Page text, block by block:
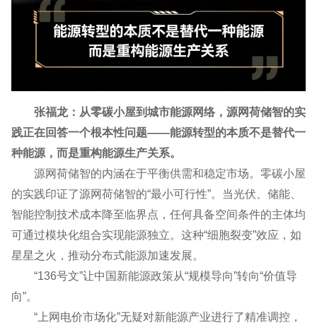
张福龙：从零碳小屋到城市能源网络，源网荷储智的实
践正在回答一个根本性问题——能源转型的本质不是替代一
种能源，而是重构能源生产关系。
源网荷储智的内涵在于平衡供需和稳定市场。零碳小屋
的实践印证了源网荷储智的“最小可行性”。当光伏、储能、
智能控制技术成本降至临界点，任何具备空间条件的主体均
可通过模块化组合实现能源独立。这种“细胞裂变”效应，如
星星之火，推动分布式能源加速发展。
“136号文”让中国新能源政策从“规模导向”转向“价值导
向”。
“上网电价市场化”无疑对新能源产业进行了精准调控，